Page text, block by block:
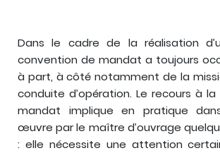
Dans le cadre de la réalisation
convention de mandat a toujours
à part, à côté notamment de la
conduite d’opération. Le recours à
mandat implique en pratique
œuvre par le maître d’ouvrage
: elle nécessite une attention